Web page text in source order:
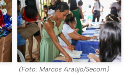
(Foto: Marcos Araújo/Secom)